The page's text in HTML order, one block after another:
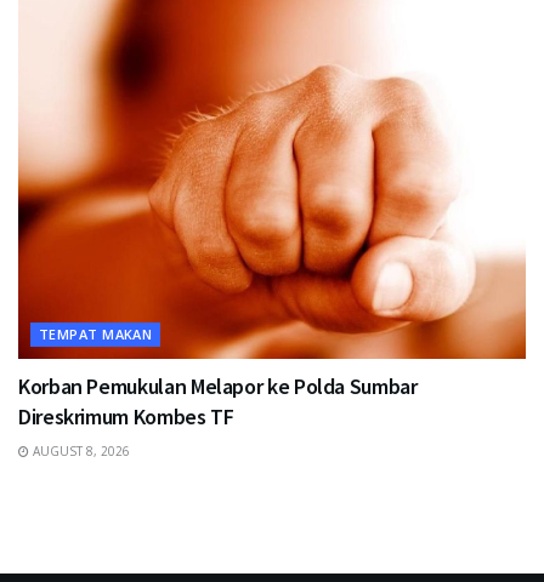
TEMPAT MAKAN
Korban Pemukulan Melapor ke Polda Sumbar
Direskrimum Kombes TF
AUGUST 8, 2026